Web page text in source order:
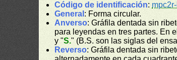
Código de identificación:
General : Forma circular.
Anverso: Gráfila dentada sin
para leyendas en tres partes. En
y "S." (B.S. son las siglas del
Reverso: Gráfila dentada sin